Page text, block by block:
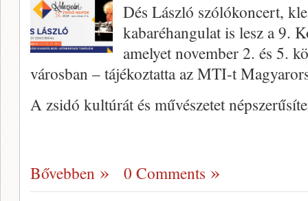
Dés László szólókoncert,
kabaréhangulat is lesz a 9.
amelyet november 2. és 5.
városban – tájékoztatta az MTI-t
A zsidó kultúrát és művészetet
Bővebben 0 Comments